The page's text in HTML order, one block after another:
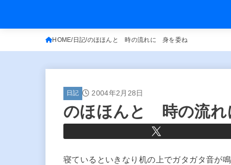
HOME 日記 のほほんと 時の流れに 身を委ね
日記 2004年2月28日
のほほんと 時の流
寝ているといきなり机の上でガタガタ音が